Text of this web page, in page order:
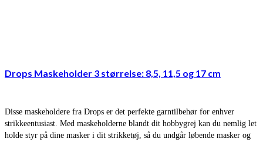
Drops Maskeholder 3 størrelse: 8,5, 11,5 og 17 cm
Disse maskeholdere fra Drops er det perfekte garntilbehør for enhver
strikkeentusiast. Med maskeholderne blandt dit hobbygrej kan du nemlig let
holde styr på dine masker i dit strikketøj, så du undgår løbende masker og